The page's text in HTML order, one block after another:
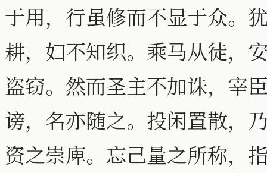
于用，行虽修而不显于众。
耕，妇不知织。乘马从徒，
盗窃。然而圣主不加诛，宰
谤，名亦随之。投闲置散，
资之崇庳。忘己量之所称，